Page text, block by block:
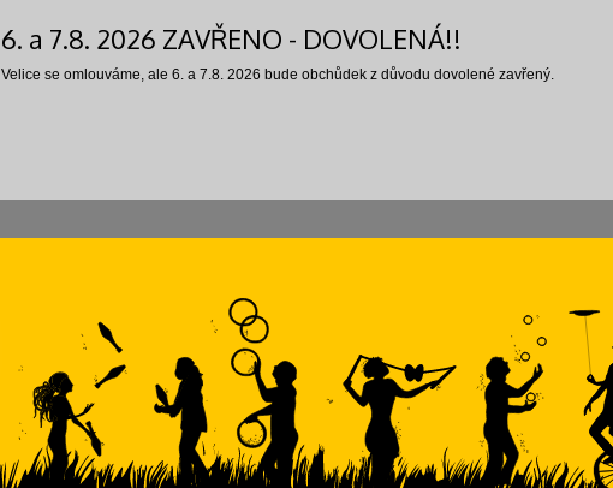
6. a 7.8. 2026 ZAVŘENO - DOVOLENÁ!!
Velice se omlouváme, ale 6. a 7.8. 2026 bude obchůdek z důvodu dovolené zavřený.